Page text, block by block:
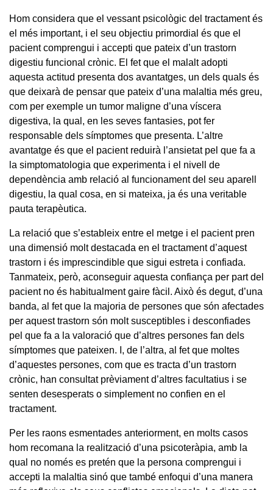
Hom considera que el vessant psicològic del tractament és
el més important, i el seu objectiu primordial és que el
pacient comprengui i accepti que pateix d’un trastorn
digestiu funcional crònic. El fet que el malalt adopti
aquesta actitud presenta dos avantatges, un dels quals és
que deixarà de pensar que pateix d’una malaltia més greu,
com per exemple un tumor maligne d’una víscera
digestiva, la qual, en les seves fantasies, pot fer
responsable dels símptomes que presenta. L’altre
avantatge és que el pacient reduirà l’ansietat pel que fa a
la simptomatologia que experimenta i el nivell de
dependència amb relació al funcionament del seu aparell
digestiu, la qual cosa, en si mateixa, ja és una veritable
pauta terapèutica.
La relació que s’estableix entre el metge i el pacient pren
una dimensió molt destacada en el tractament d’aquest
trastorn i és imprescindible que sigui estreta i confiada.
Tanmateix, però, aconseguir aquesta confiança per part del
pacient no és habitualment gaire fàcil. Això és degut, d’una
banda, al fet que la majoria de persones que són afectades
per aquest trastorn són molt susceptibles i desconfiades
pel que fa a la valoració que d’altres persones fan dels
símptomes que pateixen. I, de l’altra, al fet que moltes
d’aquestes persones, com que es tracta d’un trastorn
crònic, han consultat prèviament d’altres facultatius i se
senten desesperats o simplement no confien en el
tractament.
Per les raons esmentades anteriorment, en molts casos
hom recomana la realització d’una psicoteràpia, amb la
qual no només es pretén que la persona comprengui i
accepti la malaltia sinó que també enfoqui d’una manera